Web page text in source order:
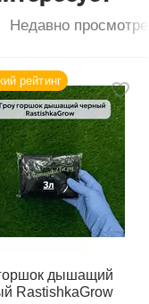
Недавно
рейтинг
дышащий
RastishkaGrow